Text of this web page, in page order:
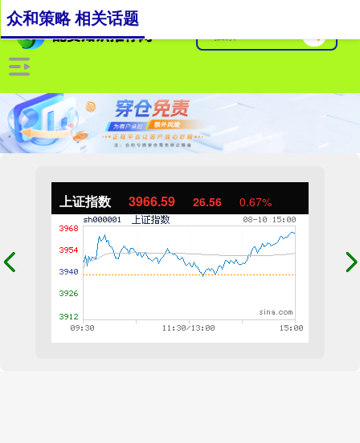
上证指数 3966.59 26.56 0.67%
众和策略 相关话题